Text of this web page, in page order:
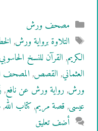
التصنيفات
مصحف ورش
الوسوم
التلاوة برواية ورش,
الكريم,القرآن للنسخ الحاسوبي
العثماني,القصص,المصحف
ورش,رواية ورش عن نافع,
عيسى,قصة مريم,كتاب الله,
أضف تعليق